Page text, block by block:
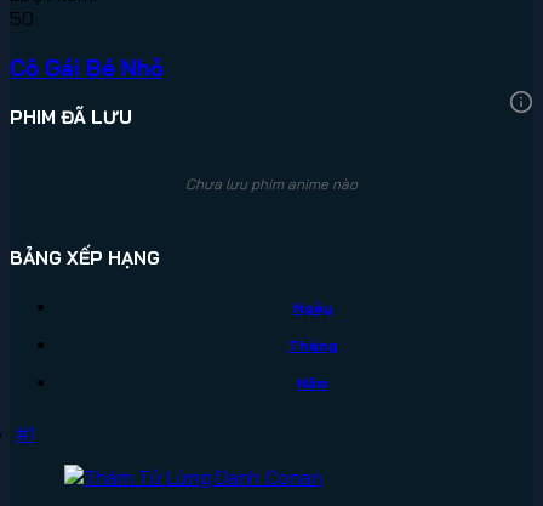
50
Cô Gái Bé Nhỏ
PHIM ĐÃ LƯU
Chưa lưu phim anime nào
BẢNG XẾP HẠNG
Ngày
Tháng
Năm
#1